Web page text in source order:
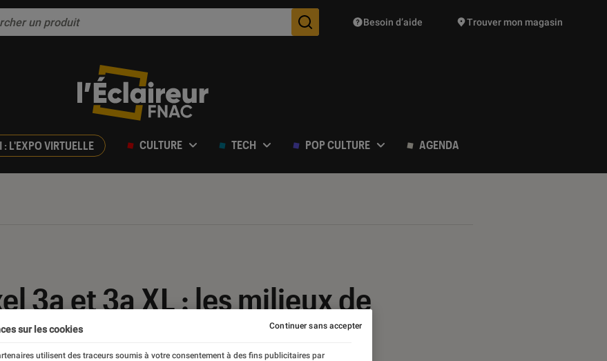
Des suggestions de produits vont vous être proposées
Besoin d’aide Trouver mon magasin
: L'EXPO VIRTUELLE CULTURE TECH POP CULTURE AGENDA
3a et 3a XL : les milieux de
en photo
sur les cookies
utilisent des traceurs soumis à votre consentement à des fins publicitaires par
Continuer sans accepter